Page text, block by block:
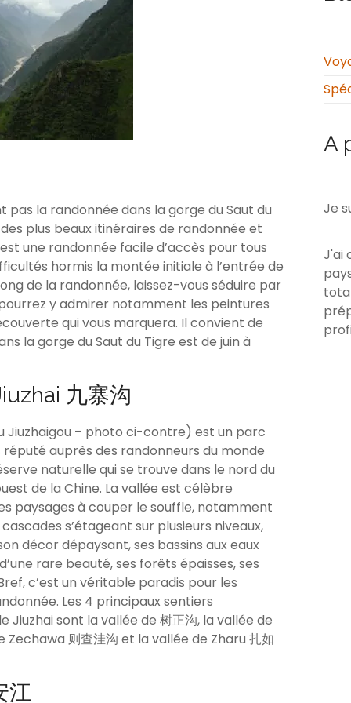
la randonnée dans la gorge du Saut du
plus beaux itinéraires de randonnée et
une randonnée facile d’accès pour tous
hormis la montée initiale à l’entrée de
de la randonnée, laissez-vous séduire par
y admirer notamment les peintures
qui vous marquera. Il convient de
la gorge du Saut du Tigre est de juin à
九寨沟
Jiuzhaigou – photo ci-contre) est un parc
auprès des randonneurs du monde
naturelle qui se trouve dans le nord du
de la Chine. La vallée est célèbre
paysages à couper le souffle, notamment
s’étageant sur plusieurs niveaux,
décor dépaysant, ses bassins aux eaux
rare beauté, ses forêts épaisses, ses
c’est un véritable paradis pour les
Les 4 principaux sentiers
Jiuzhai sont la vallée de 树正沟, la vallée de
Zechawa 则查洼沟 et la vallée de Zharu 扎如
江
A
Je
J'ai